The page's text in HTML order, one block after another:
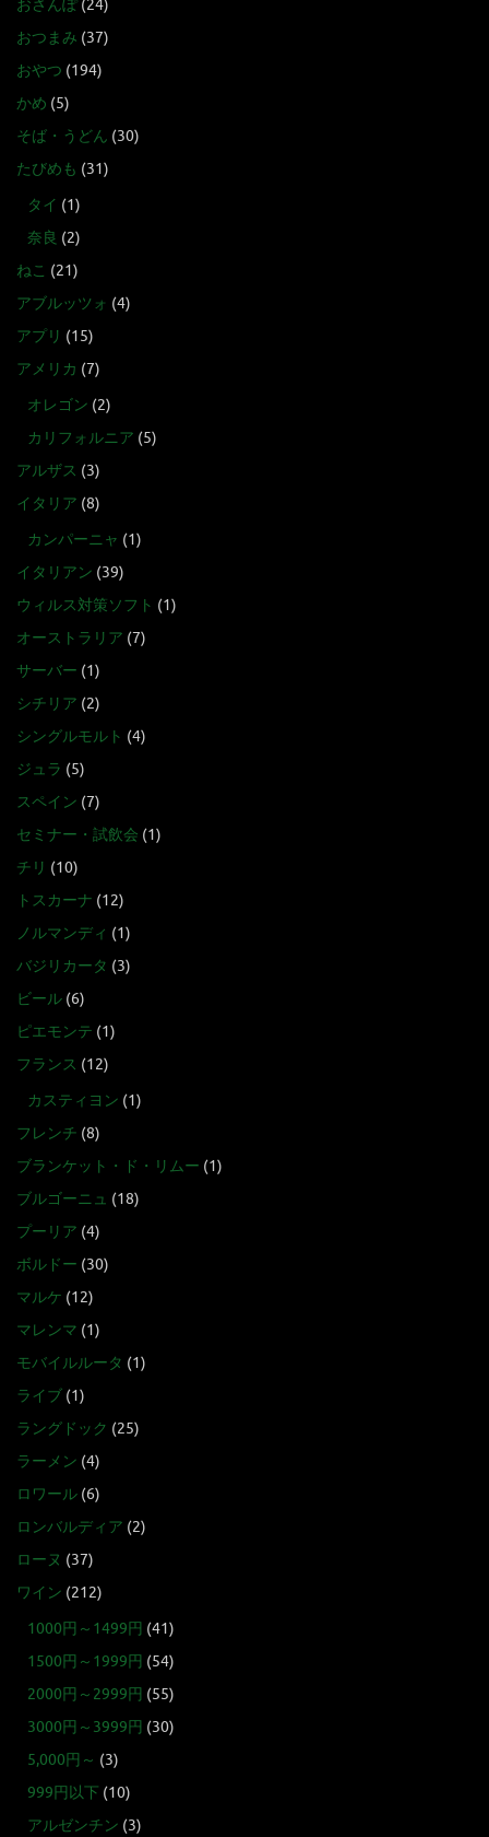
おさんぽ(24)
おつまみ (37)
おやつ (194)
かめ (5)
そば・うどん (30)
たびめも (31)
タイ (1)
奈良 (2)
ねこ (21)
アブルッツォ (4)
アプリ (15)
アメリカ (7)
オレゴン (2)
カリフォルニア (5)
アルザス (3)
イタリア (8)
カンパーニャ (1)
イタリアン (39)
ウィルス対策ソフト (1)
オーストラリア (7)
サーバー (1)
シチリア (2)
シングルモルト (4)
ジュラ (5)
スペイン (7)
セミナー・試飲会 (1)
チリ (10)
トスカーナ (12)
ノルマンディ (1)
バジリカータ (3)
ビール (6)
ピエモンテ (1)
フランス (12)
カスティヨン (1)
フレンチ (8)
ブランケット・ド・リムー (1)
ブルゴーニュ (18)
プーリア (4)
ボルドー (30)
マルケ (12)
マレンマ (1)
モバイルルータ (1)
ライブ (1)
ラングドック (25)
ラーメン (4)
ロワール (6)
ロンバルディア (2)
ローヌ (37)
ワイン (212)
1000円～1499円 (41)
1500円～1999円 (54)
2000円～2999円 (55)
3000円～3999円 (30)
5,000円～ (3)
999円以下 (10)
アルゼンチン (3)